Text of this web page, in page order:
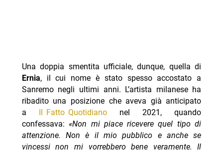
Una doppia smentita ufficiale, dunque, quella di
Ernia, il cui nome è stato spesso accostato a
Sanremo negli ultimi anni. L’artista milanese ha
ribadito una posizione che aveva già anticipato
a
Il Fatto Quotidianonel 2021, quando
confessava: «Non mi piace ricevere quel tipo di
attenzione. Non è il mio pubblico e anche se
vincessi non mi vorrebbero bene veramente. Il